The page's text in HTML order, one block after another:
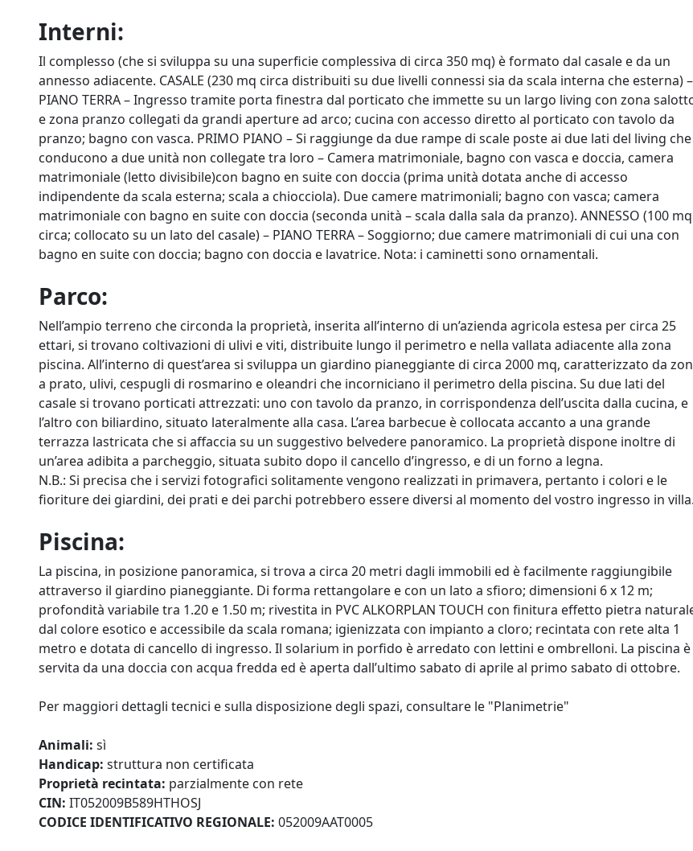
Interni:
Il complesso (che si sviluppa su una superficie complessiva di circa 350 mq) è formato dal casale e da un
annesso adiacente. CASALE (230 mq circa distribuiti su due livelli connessi sia da scala interna che esterna) –
PIANO TERRA – Ingresso tramite porta finestra dal porticato che immette su un largo living con zona
e zona pranzo collegati da grandi aperture ad arco; cucina con accesso diretto al porticato con tavolo da
pranzo; bagno con vasca. PRIMO PIANO – Si raggiunge da due rampe di scale poste ai due lati del living che
conducono a due unità non collegate tra loro – Camera matrimoniale, bagno con vasca e doccia, camera
matrimoniale (letto divisibile)con bagno en suite con doccia (prima unità dotata anche di accesso
indipendente da scala esterna; scala a chiocciola). Due camere matrimoniali; bagno con vasca; camera
matrimoniale con bagno en suite con doccia (seconda unità – scala dalla sala da pranzo). ANNESSO (100 mq
circa; collocato su un lato del casale) – PIANO TERRA – Soggiorno; due camere matrimoniali di cui una con
bagno en suite con doccia; bagno con doccia e lavatrice. Nota: i caminetti sono ornamentali.
Parco:
Nell’ampio terreno che circonda la proprietà, inserita all’interno di un’azienda agricola estesa per circa 25
ettari, si trovano coltivazioni di ulivi e viti, distribuite lungo il perimetro e nella vallata adiacente alla zona
piscina. All’interno di quest’area si sviluppa un giardino pianeggiante di circa 2000 mq, caratterizzato da
a prato, ulivi, cespugli di rosmarino e oleandri che incorniciano il perimetro della piscina. Su due lati del
casale si trovano porticati attrezzati: uno con tavolo da pranzo, in corrispondenza dell’uscita dalla cucina, e
l’altro con biliardino, situato lateralmente alla casa. L’area barbecue è collocata accanto a una grande
terrazza lastricata che si affaccia su un suggestivo belvedere panoramico. La proprietà dispone inoltre di
un’area adibita a parcheggio, situata subito dopo il cancello d’ingresso, e di un forno a legna.
N.B.: Si precisa che i servizi fotografici solitamente vengono realizzati in primavera, pertanto i colori e le
fioriture dei giardini, dei prati e dei parchi potrebbero essere diversi al momento del vostro ingresso in villa.
Piscina:
La piscina, in posizione panoramica, si trova a circa 20 metri dagli immobili ed è facilmente raggiungibile
attraverso il giardino pianeggiante. Di forma rettangolare e con un lato a sfioro; dimensioni 6 x 12 m;
profondità variabile tra 1.20 e 1.50 m; rivestita in PVC ALKORPLAN TOUCH con finitura effetto pietra
dal colore esotico e accessibile da scala romana; igienizzata con impianto a cloro; recintata con rete alta 1
metro e dotata di cancello di ingresso. Il solarium in porfido è arredato con lettini e ombrelloni. La piscina è
servita da una doccia con acqua fredda ed è aperta dall’ultimo sabato di aprile al primo sabato di ottobre.
Per maggiori dettagli tecnici e sulla disposizione degli spazi, consultare le "Planimetrie"
Animali: sì
Handicap: struttura non certificata
Proprietà recintata: parzialmente con rete
CIN: IT052009B589HTHOSJ
CODICE IDENTIFICATIVO REGIONALE: 052009AAT0005